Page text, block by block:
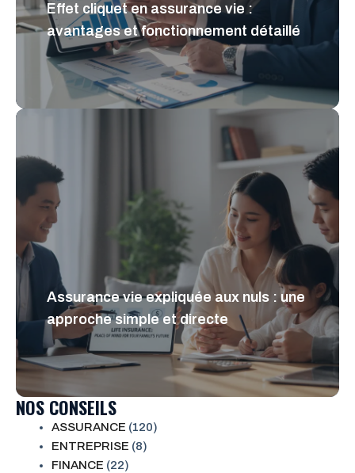
Effet cliquet en assurance vie :
avantages et fonctionnement détaillé
Assurance vie expliquée aux nuls : une
approche simple et directe
NOS CONSEILS
ASSURANCE (120)
ENTREPRISE (8)
FINANCE (22)